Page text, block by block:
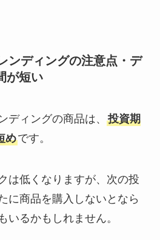
ンディングの注意点・デ
が短い
ディングの商品は、 投資期
めです。
は低くなりますが、次の投
に商品を購入しないとなら
いるかもしれません。